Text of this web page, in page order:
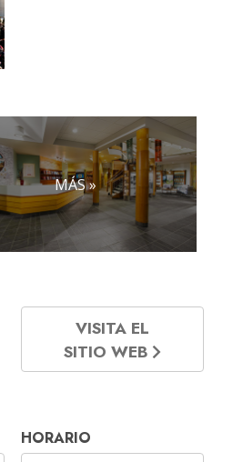
MÁS »
VISITA EL
SITIO WEB
HORARIO